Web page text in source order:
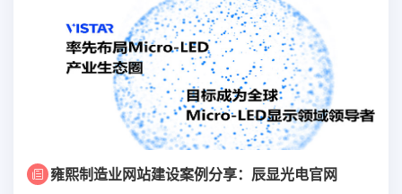
雍熙制造业网站建设案例分享：辰显光电官网